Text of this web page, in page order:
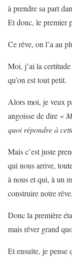
à prendre sa part
Et donc, le premier
Ce rêve, on l’a au
Moi, j’ai la certitude
qu’on est tout petit.
Alors moi, je veux
angoisse de dire «
quoi répondre à
Mais c’est juste
qui nous arrive,
à nous et qui, à un
construire notre rêve.
Donc la première
mais rêver grand
Et ensuite, je pense